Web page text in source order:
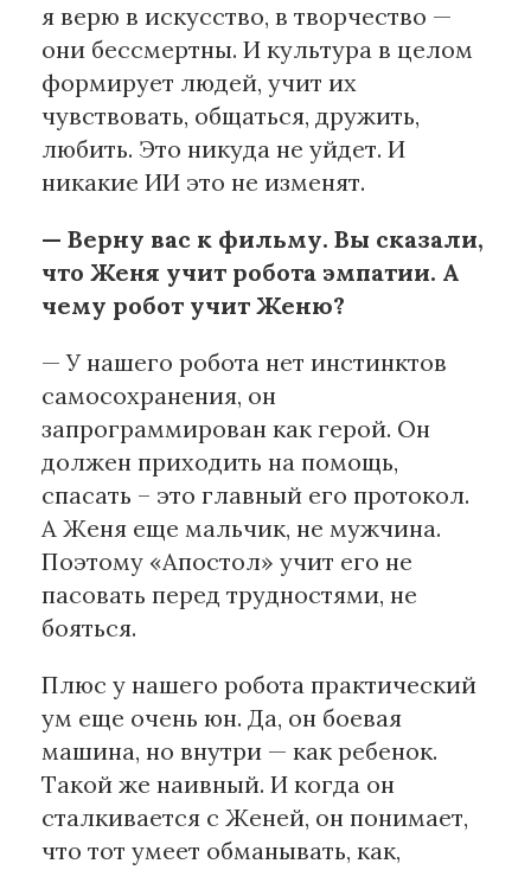
я верю в искусство, в творчество —
они бессмертны. И культура в целом
формирует людей, учит их
чувствовать, общаться, дружить,
любить. Это никуда не уйдет. И
никакие ИИ это не изменят.
— Верну вас к фильму. Вы сказали,
что Женя учит робота эмпатии. А
чему робот учит Женю?
— У нашего робота нет инстинктов
самосохранения, он
запрограммирован как герой. Он
должен приходить на помощь,
спасать – это главный его протокол.
А Женя еще мальчик, не мужчина.
Поэтому «Апостол» учит его не
пасовать перед трудностями, не
бояться.
Плюс у нашего робота практический
ум еще очень юн. Да, он боевая
машина, но внутри — как ребенок.
Такой же наивный. И когда он
сталкивается с Женей, он понимает,
что тот умеет обманывать, как,